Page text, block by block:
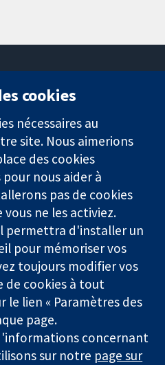
Uni
nous
Actualités
Service de
presse
Qui sommes-
nous
Offres
d'emploi
Library
une association caritative (n°
limitée par garantie (n°
et au Pays de Galles. Numéro
cookies
nécessaires au
site. Nous aimerions
des cookies
nous aider à
pas de cookies
ne les activiez.
permettra d'installer un
pour mémoriser vos
toujours modifier vos
de cookies à tout
le lien « Paramètres des
page.
concernant
sur notre page sur